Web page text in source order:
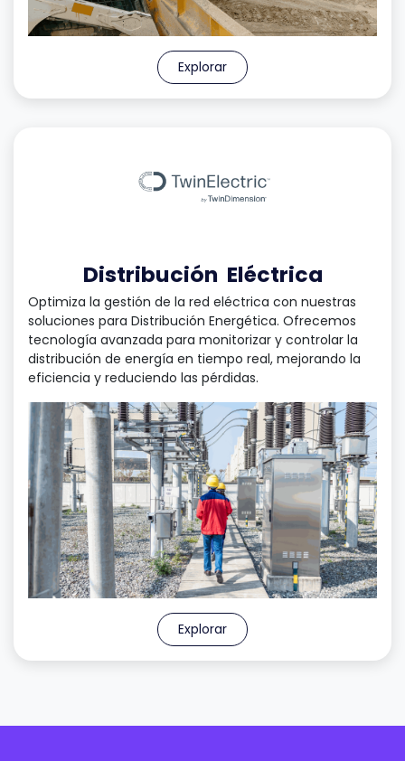
Explorar
Distribución Eléctrica
Optimiza la gestión de la red eléctrica con nuestras
soluciones para Distribución Energética. Ofrecemos
tecnología avanzada para monitorizar y controlar la
distribución de energía en tiempo real, mejorando la
eficiencia y reduciendo las pérdidas.
Explorar